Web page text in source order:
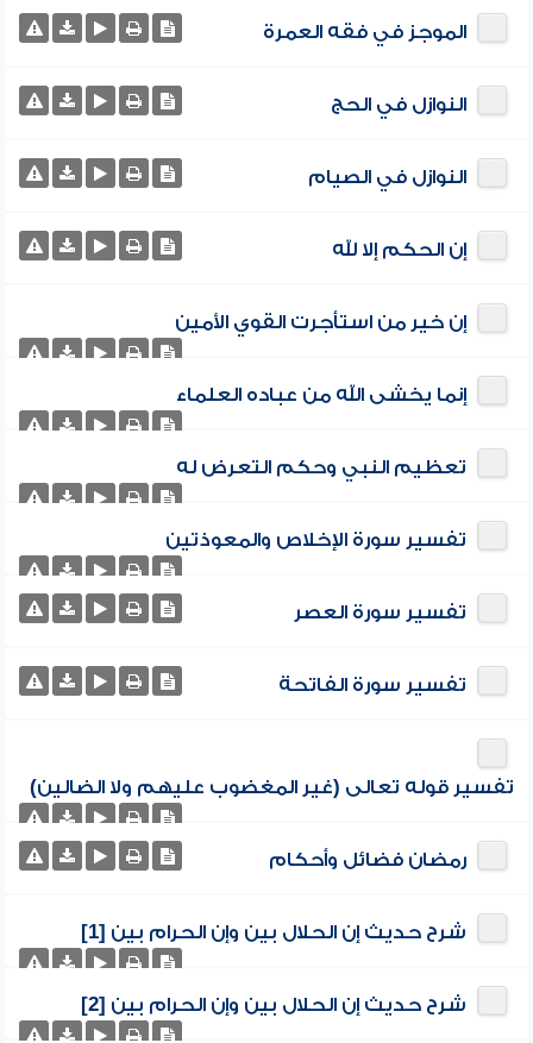
الموجز في فقه العمرة
النوازل في الحج
النوازل في الصيام
إن الحكم إلا لله
إن خير من استأجرت القوي الأمين
إنما يخشى الله من عباده العلماء
تعظيم النبي وحكم التعرض له
تفسير سورة الإخلاص والمعوذتين
تفسير سورة العصر
تفسير سورة الفاتحة
تفسير قوله تعالى (غير المغضوب عليهم ولا الضالين)
رمضان فضائل وأحكام
شرح حديث إن الحلال بين وإن الحرام بين [1]
شرح حديث إن الحلال بين وإن الحرام بين [2]